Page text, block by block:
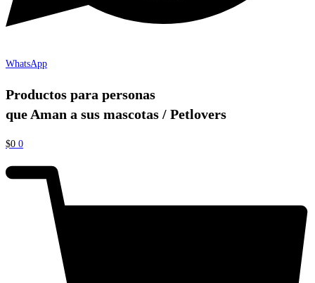
WhatsApp
Productos para personas
que Aman a sus mascotas / Petlovers
$0 0